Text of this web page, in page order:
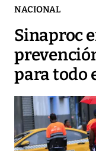
NACIONAL
Sinaproc
para todo